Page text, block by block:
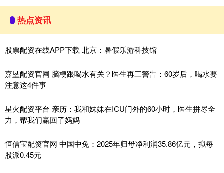
热点资讯
股票配资在线APP下载 北京：暑假乐游科技馆
嘉垦配资官网 脑梗跟喝水有关？医生再三警告：60岁后，喝水要
注意这4件事
星火配资平台 亲历：我和妹妹在ICU门外的60小时，医生拼尽全
力，帮我们赢回了妈妈
恒信宝配资官网 中国中免：2025年归母净利润35.86亿元，拟每
股派0.45元